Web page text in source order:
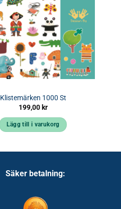
Klistemärken 1000 St
199,00 kr
Lägg till i varukorg
Säker betalning: